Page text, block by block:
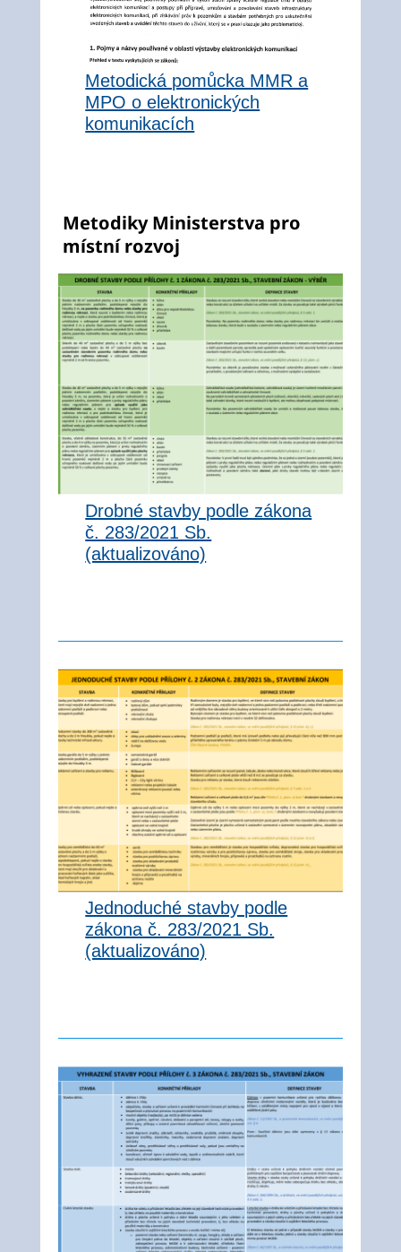
Metodická pomůcka MMR a
MPO o elektronických
komunikacích
Metodiky Ministerstva pro
místní rozvoj
Drobné stavby podle zákona
č. 283/2021 Sb.
(aktualizováno)
Jednoduché stavby podle
zákona č. 283/2021 Sb.
(aktualizováno)